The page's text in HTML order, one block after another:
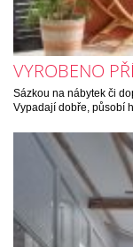
VYROBENO
Sázkou na nábytek či
Vypadají dobře, působí